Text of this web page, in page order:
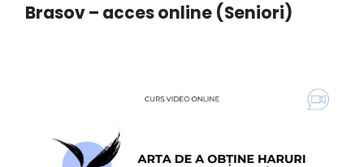
Brasov – acces online (Seniori)